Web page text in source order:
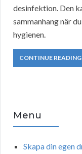
desinfektion. Den
sammanhang när
hygienen.
CONTINUE READING
Menu
Skapa din egen